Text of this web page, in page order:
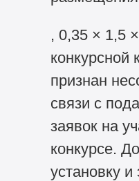
, 0,35 × 1,5
конкурсной
признан
связи с
заявок на
конкурсе.
установку